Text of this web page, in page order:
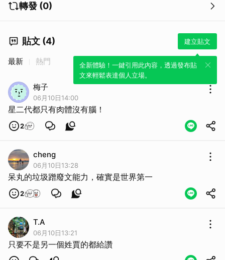
轉發 (0)
貼文 (4) 建立貼文
全新體驗！一鍵引用此內容，透過發布貼
文來輕鬆表達個人立場。
最新 熱門
梅子
06月10日14:00
星二代都只有肉體沒有腦！
2
cheng
06月10日13:28
呆丸的垃圾蹭廢文能力，確實是世界第一
2
T.A
06月10日13:21
只要不是另一個姓賈的都給讚